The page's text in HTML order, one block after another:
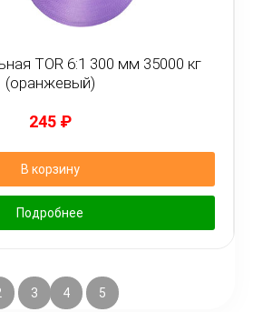
TOR 6:1 300 мм 35000 кг
(оранжевый)
245 ₽
В корзину
Подробнее
3 4 5